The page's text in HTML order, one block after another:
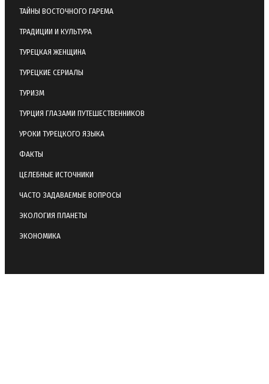
ТАЙНЫ ВОСТОЧНОГО ГАРЕМА
ТРАДИЦИИ И КУЛЬТУРА
ТУРЕЦКАЯ ЖЕНЩИНА
ТУРЕЦКИЕ СЕРИАЛЫ
ТУРИЗМ
ТУРЦИЯ ГЛАЗАМИ ПУТЕШЕСТВЕННИКОВ
УРОКИ ТУРЕЦКОГО ЯЗЫКА
ФАКТЫ
ЦЕЛЕБНЫЕ ИСТОЧНИКИ
ЧАСТО ЗАДАВАЕМЫЕ ВОПРОСЫ
ЭКОЛОГИЯ ПЛАНЕТЫ
ЭКОНОМИКА